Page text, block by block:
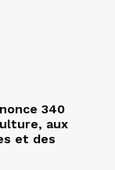
340
aux
et des